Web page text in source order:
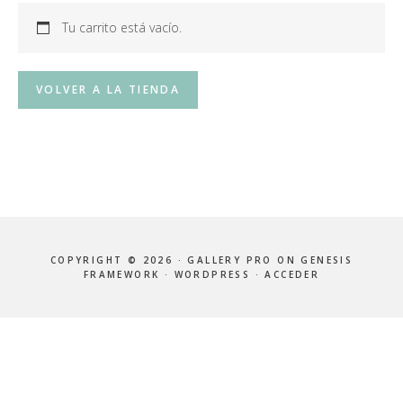
Tu carrito está vacío.
VOLVER A LA TIENDA
COPYRIGHT © 2026 ·GALLERY PRO ONGENESIS
FRAMEWORK
· WORDPRESS ·ACCEDER